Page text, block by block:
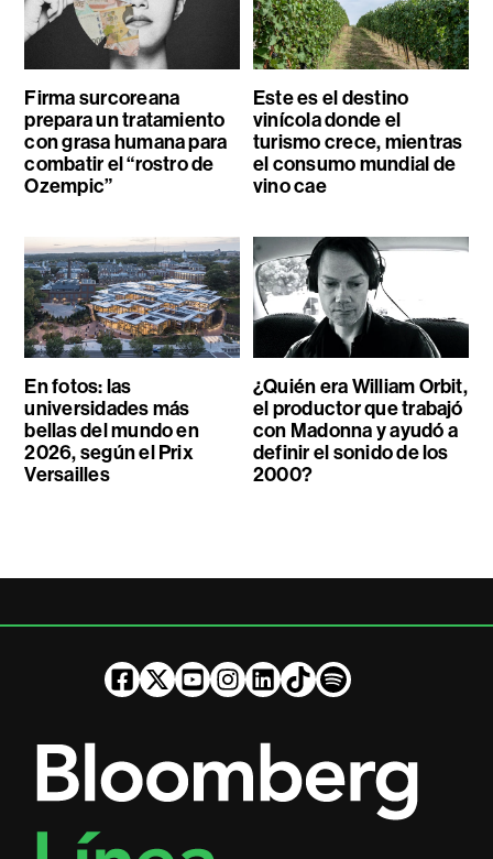
Firma surcoreana
prepara un tratamiento
con grasa humana para
combatir el “rostro de
Ozempic”
Este es el destino
vinícola donde el
turismo crece, mientras
el consumo mundial de
vino cae
En fotos: las
universidades más
bellas del mundo en
2026, según el Prix
Versailles
¿Quién era William Orbit,
el productor que trabajó
con Madonna y ayudó a
definir el sonido de los
2000?